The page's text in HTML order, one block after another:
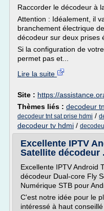
Raccorder le décodeur à
Attention : Idéalement, il
branchement électrique
décodeur sur deux prises
Si la configuration de
permet pas et...
Lire la suite
Site : https://
Thèmes liés : decodeur
decodeur tnt sat prise hdmi /
decodeur tv hdmi /
Excellente IPTV
Satellite décodeur
Excellente IPTV Android
décodeur Dual-core Fly
Numérique STB pour
C'est notre idée pour le
intéressé à haut